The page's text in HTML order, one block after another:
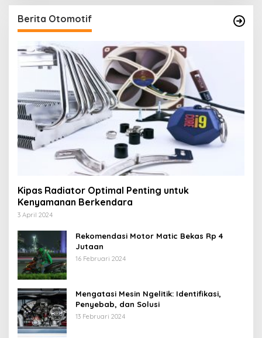
Berita Otomotif
Kipas Radiator Optimal Penting untuk
Kenyamanan Berkendara
3 April 2024
Rekomendasi Motor Matic Bekas Rp 4
Jutaan
16 Februari 2024
Mengatasi Mesin Ngelitik: Identifikasi,
Penyebab, dan Solusi
13 Februari 2024